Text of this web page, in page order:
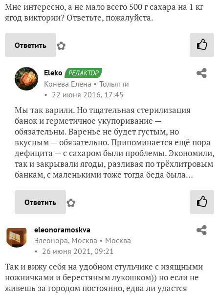
Мне интересно, а не мало всего 500 г сахара на 1 кг
ягод виктории? Ответьте, пожалуйста.
Ответить ✿
Eleko РЕДАКТОР
Конева Елена
Тольятти
22 июня 2016, 17:45
Мы так варили. Но тщательная стерилизация
банок и герметичное укупоривание —
обязательны. Варенье не будет густым, но
вкусным — обязательно. Припоминается ещё пора
дефицита — с сахаром были проблемы. Экономили,
так и закрывали ягоды, разливая по трёхлитровым
банкам, с маленькими тоже тогда беда была…
Ответить ✿
eleonoramoskva
Элеонора, Москва
Москва
26 июня 2021, 09:21
Так и вижу себя на удобном стульчике с изящными
ножничками и берестяным лукошком)) но если не
живешь за городом постоянно, едва ли удастся